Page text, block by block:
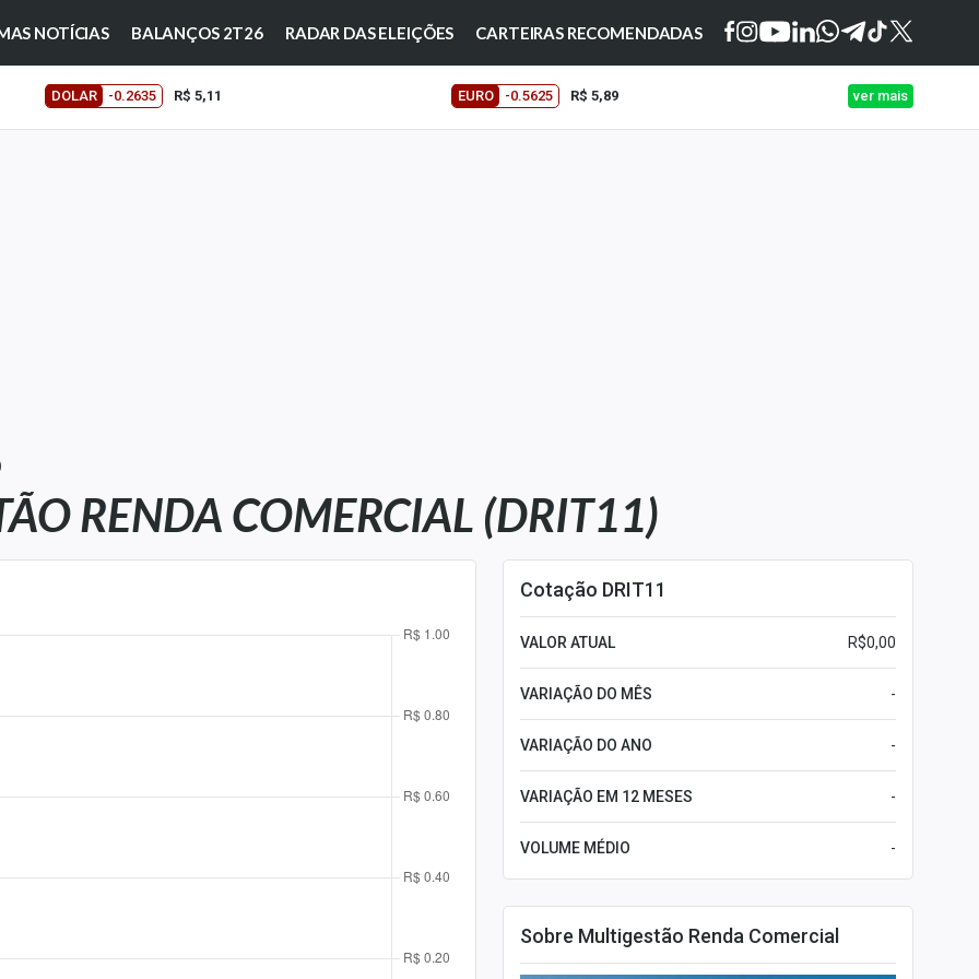
NOTÍCIAS BALANÇOS 2T26 RADAR DAS ELEIÇÕES CARTEIRAS RECOMENDADAS
DOLAR -0.2635 R$ 5,11 EURO -0.5625 R$ 5,89 ver mais
RENDA COMERCIAL (DRIT11)
Cotação DRIT11
VALOR ATUAL R$0,00
VARIAÇÃO DO MÊS -
VARIAÇÃO DO ANO -
VARIAÇÃO EM 12 MESES -
VOLUME MÉDIO -
Sobre Multigestão Renda Comercial